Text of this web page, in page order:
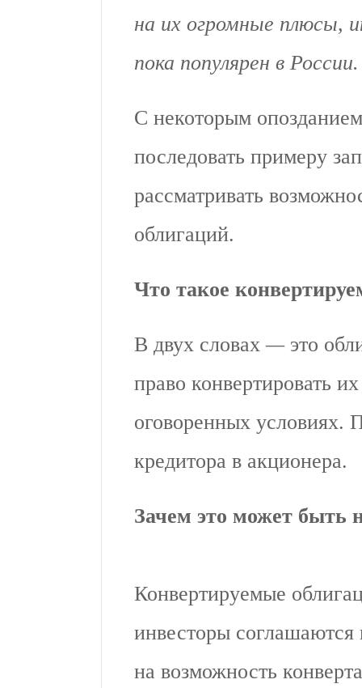
на их огромные плюсы,
пока популярен в
С некоторым
последовать примеру
рассматривать
облигаций.
Что такое
В двух словах—это
право конвертировать
оговоренных условиях.
кредитора в акционера.
Зачем это может быть
Конвертируемые
инвесторы
на возможность